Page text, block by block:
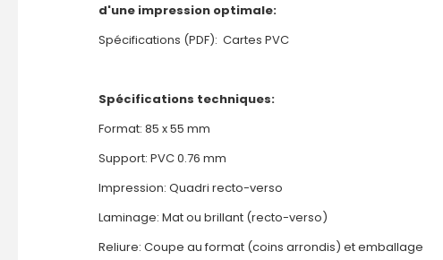
d'une impression optimale:
Spécifications (PDF): Cartes PVC
Spécifications techniques:
Format: 85 x 55 mm
Support: PVC 0.76 mm
Impression: Quadri recto-verso
Laminage: Mat ou brillant (recto-verso)
Reliure: Coupe au format (coins arrondis) et emballage